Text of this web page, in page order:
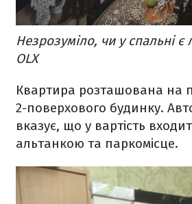
Незрозуміло, чи у спальні
OLX
Квартира розташована на
2-поверхового будинку.
вказує, що у вартість
альтанкою та паркомісце.